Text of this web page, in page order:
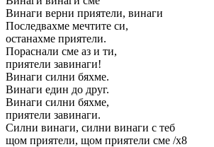
Винаги верни приятели, винаги
Последвахме мечтите си,
останахме приятели.
Пораснали сме аз и ти,
приятели завинаги!
Винаги силни бяхме.
Винаги един до друг.
Винаги силни бяхме,
приятели завинаги.
Силни винаги, силни винаги с теб
щом приятели, щом приятели сме /x8